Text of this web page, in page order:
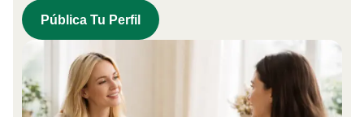
Pública Tu Perfil